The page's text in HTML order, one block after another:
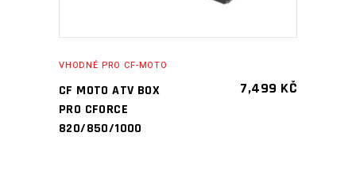
VHODNÉ PRO CF-MOTO
CF MOTO ATV BOX
PRO CFORCE
820/850/1000
7,499 KČ